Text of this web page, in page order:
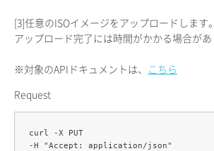
[3]任意のISOイメージをアップロードします。
アップロード完了には時間がかかる場合があ
※対象のAPIドキュメントは、 こちら
Request
curl -X PUT
-H "Accept: application/json"